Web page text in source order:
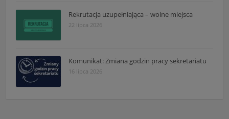
Rekrutacja uzupełniająca – wolne miejsca
22 lipca 2026
Komunikat: Zmiana godzin pracy sekretariatu
16 lipca 2026